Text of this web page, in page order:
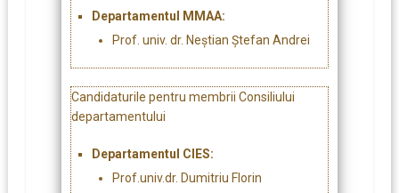
Departamentul MMAA:
Prof. univ. dr. Neștian Ștefan Andrei
Candidaturile pentru membrii Consiliului
departamentului
Departamentul CIES:
Prof.univ.dr. Dumitriu Florin